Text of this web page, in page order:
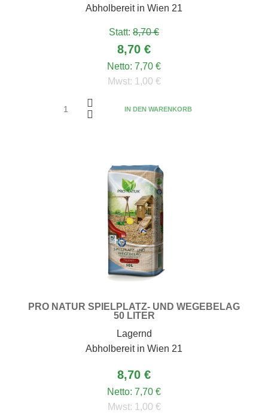
Abholbereit in Wien 21
Statt: 8,70 €
8,70 €
Netto: 7,70 €
Mwst: 1,00 €
IN DEN WARENKORB
PRO NATUR SPIELPLATZ- UND WEGEBELAG
50 LITER
Lagernd
Abholbereit in Wien 21
8,70 €
Netto: 7,70 €
Mwst: 1,00 €